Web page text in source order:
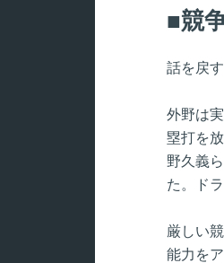
競
話を戻
外野は
塁打を
野久義
た。ド
厳しい
能力を